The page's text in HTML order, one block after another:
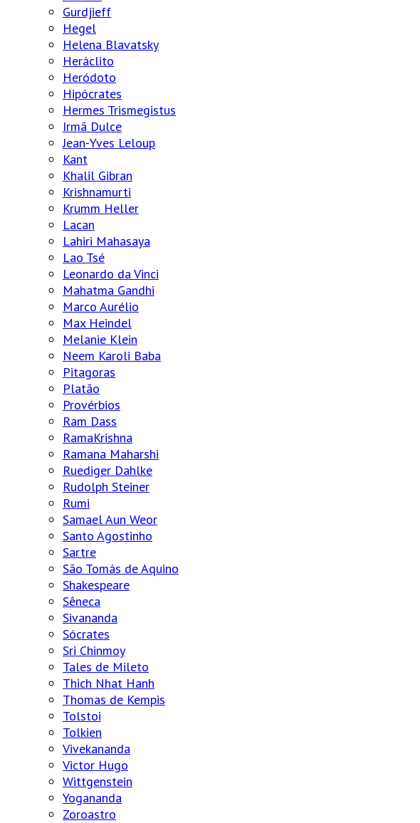
Gurdjieff
Hegel
Helena Blavatsky
Heráclito
Heródoto
Hipócrates
Hermes Trismegistus
Irmã Dulce
Jean-Yves Leloup
Kant
Khalil Gibran
Krishnamurti
Krumm Heller
Lacan
Lahiri Mahasaya
Lao Tsé
Leonardo da Vinci
Mahatma Gandhi
Marco Aurélio
Max Heindel
Melanie Klein
Neem Karoli Baba
Pitagoras
Platão
Provérbios
Ram Dass
RamaKrishna
Ramana Maharshi
Ruediger Dahlke
Rudolph Steiner
Rumi
Samael Aun Weor
Santo Agostinho
Sartre
São Tomás de Aquino
Shakespeare
Sêneca
Sivananda
Sócrates
Sri Chinmoy
Tales de Mileto
Thich Nhat Hanh
Thomas de Kempis
Tolstoi
Tolkien
Vivekananda
Victor Hugo
Wittgenstein
Yogananda
Zoroastro